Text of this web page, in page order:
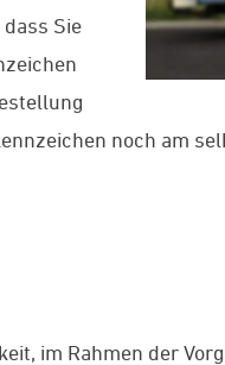
Sie
noch am
im Rahmen der